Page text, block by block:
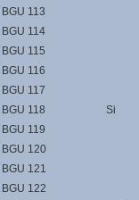
BGU 113
BGU 114
BGU 115
BGU 116
BGU 117
BGU 118
Si
BGU 119
BGU 120
BGU 121
BGU 122